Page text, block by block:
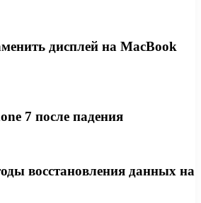
дисплей на MacBook
7 после падения
восстановления данных на